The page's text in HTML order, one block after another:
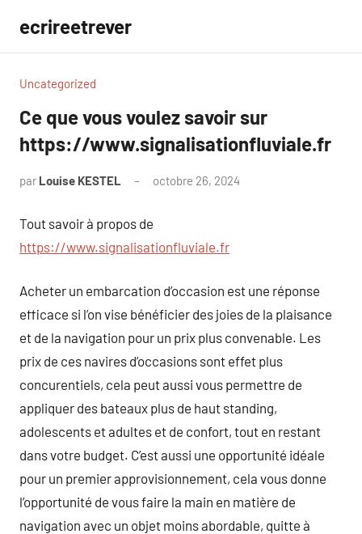
contenu
ecrireetrever
Uncategorized
Ce que vous voulez savoir sur
https://www.signalisationfluviale.fr
par Louise KESTEL octobre 26, 2024
Tout savoir à propos de
https://www.signalisationfluviale.fr
Acheter un embarcation d’occasion est une réponse
efficace si l’on vise bénéficier des joies de la plaisance
et de la navigation pour un prix plus convenable. Les
prix de ces navires d’occasions sont effet plus
concurentiels, cela peut aussi vous permettre de
appliquer des bateaux plus de haut standing,
adolescents et adultes et de confort, tout en restant
dans votre budget. C’est aussi une opportunité idéale
pour un premier approvisionnement, cela vous donne
l’opportunité de vous faire la main en matière de
navigation avec un objet moins abordable, quitte à